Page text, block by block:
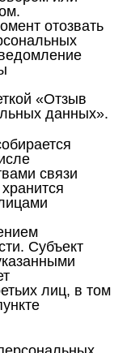
отозвать
«Отзыв
данных».
связи
Субъект
лиц, в том